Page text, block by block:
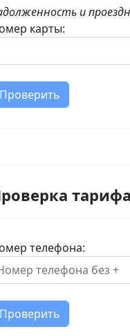
Курска
отправления
и
карты:
Проверить
телефона:
Проверить